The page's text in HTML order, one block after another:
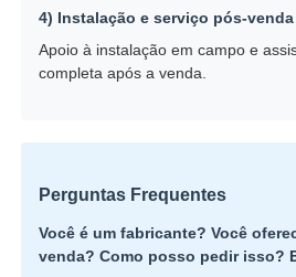
4) Instalação e serviço pós-venda
Apoio à instalação em campo e
completa após a venda.
Perguntas Frequentes
Você é um fabricante? Você
venda? Como posso pedir isso?